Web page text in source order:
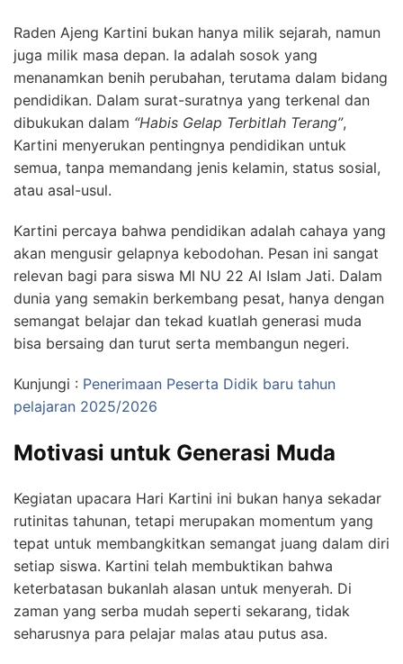
Raden Ajeng Kartini bukan hanya milik sejarah, namun
juga milik masa depan. Ia adalah sosok yang
menanamkan benih perubahan, terutama dalam bidang
pendidikan. Dalam surat-suratnya yang terkenal dan
dibukukan dalam “Habis Gelap Terbitlah Terang”,
Kartini menyerukan pentingnya pendidikan untuk
semua, tanpa memandang jenis kelamin, status sosial,
atau asal-usul.
Kartini percaya bahwa pendidikan adalah cahaya yang
akan mengusir gelapnya kebodohan. Pesan ini sangat
relevan bagi para siswa MI NU 22 Al Islam Jati. Dalam
dunia yang semakin berkembang pesat, hanya dengan
semangat belajar dan tekad kuatlah generasi muda
bisa bersaing dan turut serta membangun negeri.
Kunjungi : Penerimaan Peserta Didik baru tahun
pelajaran 2025/2026
Motivasi untuk Generasi Muda
Kegiatan upacara Hari Kartini ini bukan hanya sekadar
rutinitas tahunan, tetapi merupakan momentum yang
tepat untuk membangkitkan semangat juang dalam diri
setiap siswa. Kartini telah membuktikan bahwa
keterbatasan bukanlah alasan untuk menyerah. Di
zaman yang serba mudah seperti sekarang, tidak
seharusnya para pelajar malas atau putus asa.